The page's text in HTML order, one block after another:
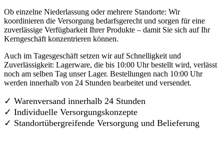
Ob einzelne Niederlassung oder mehrere Standorte: Wir
koordinieren die Versorgung bedarfsgerecht und sorgen für eine
zuverlässige Verfügbarkeit Ihrer Produkte – damit Sie sich auf Ihr
Kerngeschäft konzentrieren können.
Auch im Tagesgeschäft setzen wir auf Schnelligkeit und
Zuverlässigkeit: Lagerware, die bis 10:00 Uhr bestellt wird, verlässt
noch am selben Tag unser Lager. Bestellungen nach 10:00 Uhr
werden innerhalb von 24 Stunden bearbeitet und versendet.
✓ Warenversand innerhalb 24 Stunden
✓ Individuelle Versorgungskonzepte
✓ Standortübergreifende Versorgung und Belieferung